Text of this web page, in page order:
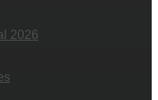
2026